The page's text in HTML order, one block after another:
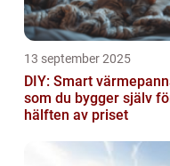
13 september 2025
DIY: Smart
som du bygger själv
hälften av priset